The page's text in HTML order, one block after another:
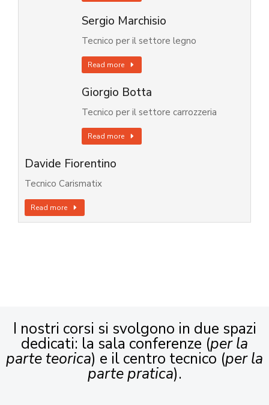
Sergio Marchisio
Tecnico per il settore legno
Read more
Giorgio Botta
Tecnico per il settore carrozzeria
Read more
Davide Fiorentino
Tecnico Carismatix
Read more
I nostri corsi si svolgono in due spazi
dedicati: la sala conferenze (per la
parte teorica) e il centro tecnico (per la
parte pratica).